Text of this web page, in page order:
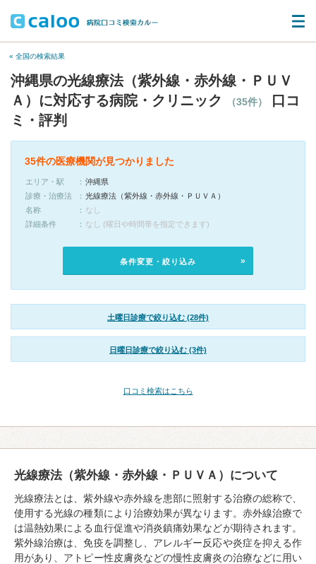
« 全国の検索結果
沖縄県の光線療法（紫外線・赤外線・ＰＵＶ
Ａ）に対応する病院・クリニック
（35件）
口コ
ミ・評判
35件の医療機関が見つかりました
エリア・駅
沖縄県
診療・治療法
光線療法（紫外線・赤外線・ＰＵＶＡ）
名称
なし
詳細条件
なし (曜日や時間帯を指定できます)
条件変更・絞り込み
土曜日診療で絞り込む (28件)
日曜日診療で絞り込む (3件)
口コミ検索はこちら
光線療法（紫外線・赤外線・ＰＵＶＡ）について
光線療法とは、紫外線や赤外線を患部に照射する治療の総称で、
使用する光線の種類により治療効果が異なります。赤外線治療で
は温熱効果による血行促進や消炎鎮痛効果などが期待されます。
紫外線治療は、免疫を調整し、アレルギー反応や炎症を抑える作
用があり、アトピー性皮膚炎などの慢性皮膚炎の治療などに用い